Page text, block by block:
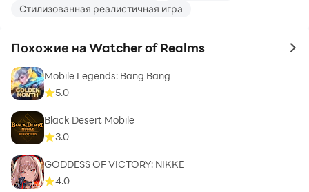
Стилизованная реалистичная игра
Похожие на Watcher of Realms to
Mobile Legends: Bang Bang
5.0
Black Desert Mobile
3.0
GODDESS OF VICTORY: NIKKE
4.0